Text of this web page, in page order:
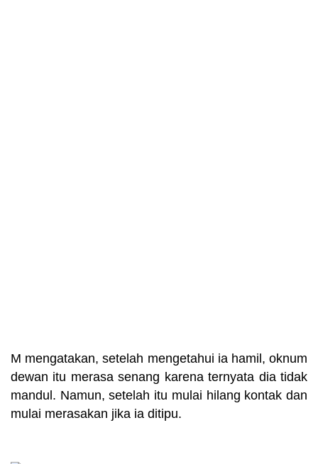
M mengatakan, setelah mengetahui ia hamil, oknum
dewan itu merasa senang karena ternyata dia tidak
mandul. Namun, setelah itu mulai hilang kontak dan
mulai merasakan jika ia ditipu.